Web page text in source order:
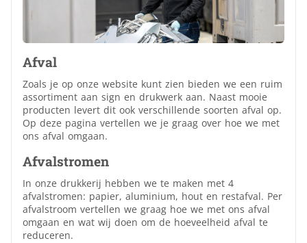
Afval
Zoals je op onze website kunt zien bieden we een ruim
assortiment aan sign en drukwerk aan. Naast mooie
producten levert dit ook verschillende soorten afval op.
Op deze pagina vertellen we je graag over hoe we met
ons afval omgaan.
Afvalstromen
In onze drukkerij hebben we te maken met 4
afvalstromen: papier, aluminium, hout en restafval. Per
afvalstroom vertellen we graag hoe we met ons afval
omgaan en wat wij doen om de hoeveelheid afval te
reduceren.